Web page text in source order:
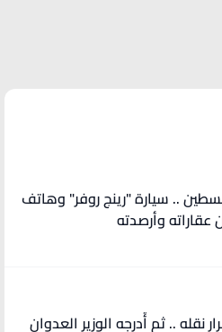
"أغنى متسول" في فلسطين .. سيارة "رينج روفر" وهاتف
وأرصدته
"انتصر قضائيًا بإلغاء قرار نقله .. ثم أُدرجه الوزير العدوان